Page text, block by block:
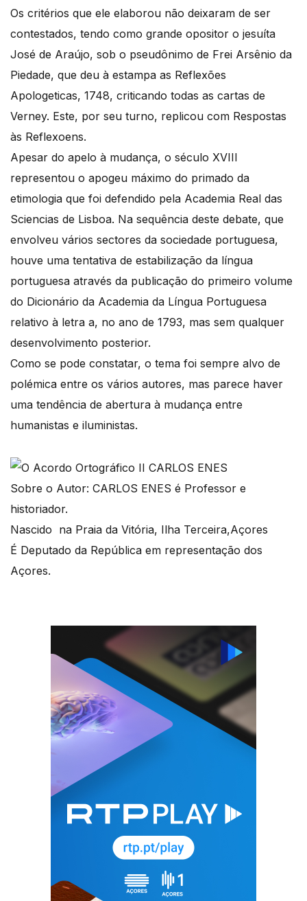
Os critérios que ele elaborou não deixaram de ser
contestados, tendo como grande opositor o jesuíta
José de Araújo, sob o pseudônimo de Frei Arsênio da
Piedade, que deu à estampa as Reflexões
Apologeticas, 1748, criticando todas as cartas de
Verney. Este, por seu turno, replicou com Respostas
às Reflexoens.
Apesar do apelo à mudança, o século XVIII
representou o apogeu máximo do primado da
etimologia que foi defendido pela Academia Real das
Sciencias de Lisboa. Na sequência deste debate, que
envolveu vários sectores da sociedade portuguesa,
houve uma tentativa de estabilização da língua
portuguesa através da publicação do primeiro volume
do Dicionário da Academia da Língua Portuguesa
relativo à letra a, no ano de 1793, mas sem qualquer
desenvolvimento posterior.
Como se pode constatar, o tema foi sempre alvo de
polémica entre os vários autores, mas parece haver
uma tendência de abertura à mudança entre
humanistas e iluministas.
Sobre o Autor: CARLOS ENES é Professor e
historiador.
Nascido na Praia da Vitória, Ilha Terceira,Açores
É Deputado da República em representação dos
Açores.